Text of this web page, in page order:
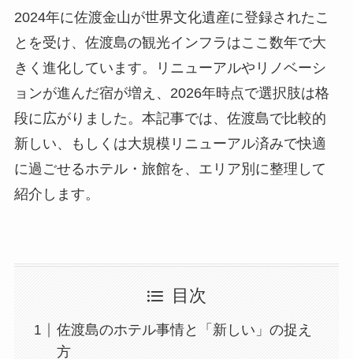
2024年に佐渡金山が世界文化遺産に登録されたこ
とを受け、佐渡島の観光インフラはここ数年で大
きく進化しています。リニューアルやリノベーシ
ョンが進んだ宿が増え、2026年時点で選択肢は格
段に広がりました。本記事では、佐渡島で比較的
新しい、もしくは大規模リニューアル済みで快適
に過ごせるホテル・旅館を、エリア別に整理して
紹介します。
目次
佐渡島のホテル事情と「新しい」の捉え
方